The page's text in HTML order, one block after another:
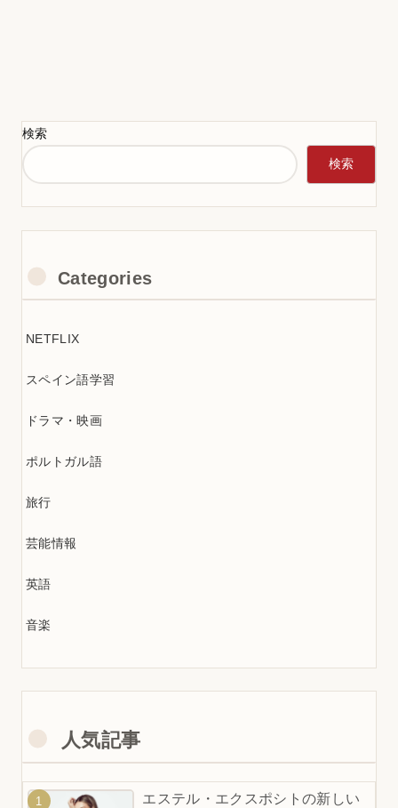
検索
検索
Categories
NETFLIX
スペイン語学習
ドラマ・映画
ポルトガル語
旅行
芸能情報
英語
音楽
人気記事
エステル・エクスポシトの新しい